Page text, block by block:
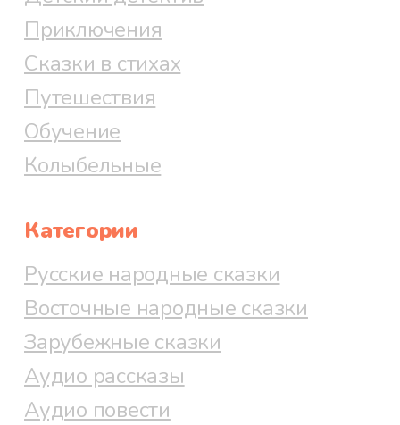
Приключения
Сказки в стихах
Путешествия
Обучение
Колыбельные
Категории
Русские народные сказки
Восточные народные сказки
Зарубежные сказки
Аудио рассказы
Аудио повести